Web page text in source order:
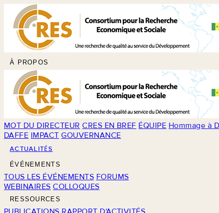
À PROPOS
MOT DU DIRECTEUR CRES EN BREF ÉQUIPE Hommage à
DAFFE IMPACT GOUVERNANCE
ACTUALITÉS
ÉVÉNEMENTS
TOUS LES ÉVÉNEMENTS FORUMS
WEBINAIRES COLLOQUES
RESSOURCES